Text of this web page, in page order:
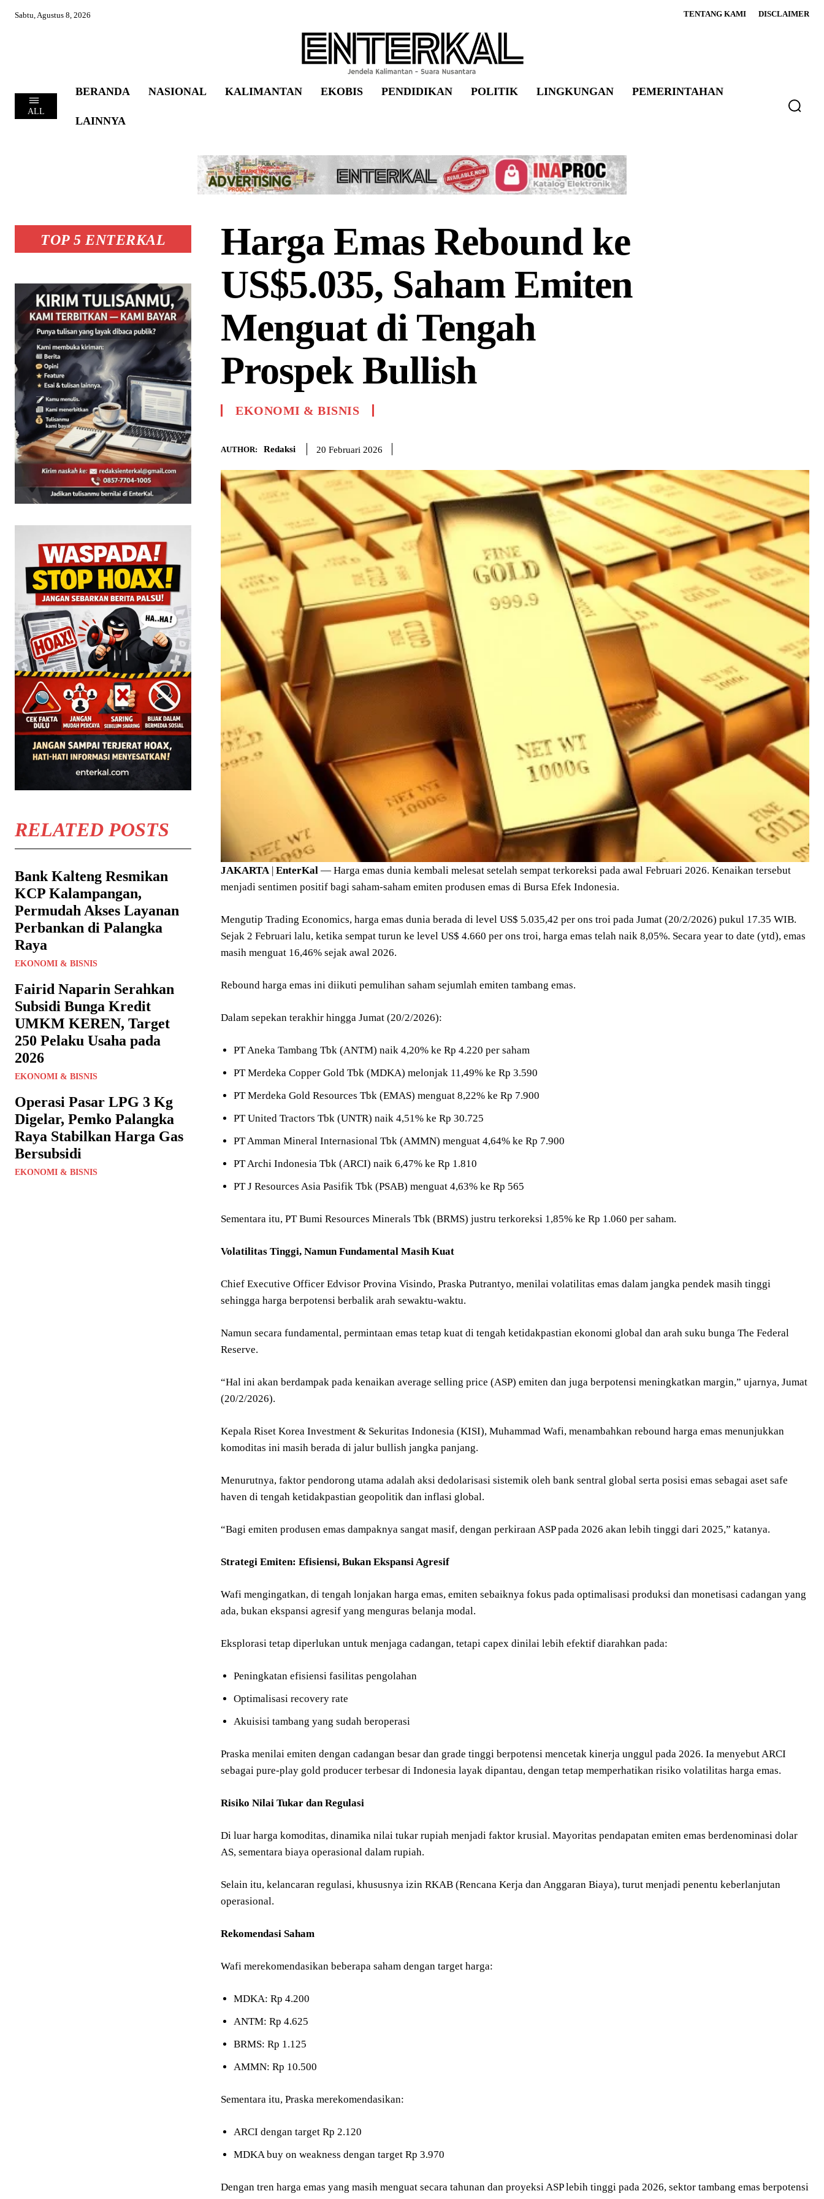
Sabtu, Agustus 8, 2026 TENTANG KAMI DISCLAIMER
ALL
BERANDA NASIONAL KALIMANTAN EKOBIS PENDIDIKAN POLITIK LINGKUNGAN PEMERINTAHAN
LAINNYA
TOP 5 ENTERKAL
RELATED POSTS
Bank Kalteng Resmikan
KCP Kalampangan,
Permudah Akses Layanan
Perbankan di Palangka
Raya
EKONOMI & BISNIS
Fairid Naparin Serahkan
Subsidi Bunga Kredit
UMKM KEREN, Target
250 Pelaku Usaha pada
2026
EKONOMI & BISNIS
Operasi Pasar LPG 3 Kg
Digelar, Pemko Palangka
Raya Stabilkan Harga Gas
Bersubsidi
EKONOMI & BISNIS
Harga Emas Rebound ke
US$5.035, Saham Emiten
Menguat di Tengah
Prospek Bullish
EKONOMI & BISNIS
AUTHOR: Redaksi 20 Februari 2026
JAKARTA| EnterKal — Harga emas dunia kembali melesat setelah sempat terkoreksi pada awal Februari 2026. Kenaikan tersebut
menjadi sentimen positif bagi saham-saham emiten produsen emas di Bursa Efek Indonesia.
Mengutip Trading Economics, harga emas dunia berada di level US$ 5.035,42 per ons troi pada Jumat (20/2/2026) pukul 17.35 WIB.
Sejak 2 Februari lalu, ketika sempat turun ke level US$ 4.660 per ons troi, harga emas telah naik 8,05%. Secara year to date (ytd), emas
masih menguat 16,46% sejak awal 2026.
Rebound harga emas ini diikuti pemulihan saham sejumlah emiten tambang emas.
Dalam sepekan terakhir hingga Jumat (20/2/2026):
PT Aneka Tambang Tbk (ANTM) naik 4,20% ke Rp 4.220 per saham
PT Merdeka Copper Gold Tbk (MDKA) melonjak 11,49% ke Rp 3.590
PT Merdeka Gold Resources Tbk (EMAS) menguat 8,22% ke Rp 7.900
PT United Tractors Tbk (UNTR) naik 4,51% ke Rp 30.725
PT Amman Mineral Internasional Tbk (AMMN) menguat 4,64% ke Rp 7.900
PT Archi Indonesia Tbk (ARCI) naik 6,47% ke Rp 1.810
PT J Resources Asia Pasifik Tbk (PSAB) menguat 4,63% ke Rp 565
Sementara itu, PT Bumi Resources Minerals Tbk (BRMS) justru terkoreksi 1,85% ke Rp 1.060 per saham.
Volatilitas Tinggi, Namun Fundamental Masih Kuat
Chief Executive Officer Edvisor Provina Visindo, Praska Putrantyo, menilai volatilitas emas dalam jangka pendek masih tinggi
sehingga harga berpotensi berbalik arah sewaktu-waktu.
Namun secara fundamental, permintaan emas tetap kuat di tengah ketidakpastian ekonomi global dan arah suku bunga The Federal
Reserve.
“Hal ini akan berdampak pada kenaikan average selling price (ASP) emiten dan juga berpotensi meningkatkan margin,” ujarnya, Jumat
(20/2/2026).
Kepala Riset Korea Investment & Sekuritas Indonesia (KISI), Muhammad Wafi, menambahkan rebound harga emas menunjukkan
komoditas ini masih berada di jalur bullish jangka panjang.
Menurutnya, faktor pendorong utama adalah aksi dedolarisasi sistemik oleh bank sentral global serta posisi emas sebagai aset safe
haven di tengah ketidakpastian geopolitik dan inflasi global.
“Bagi emiten produsen emas dampaknya sangat masif, dengan perkiraan ASP pada 2026 akan lebih tinggi dari 2025,” katanya.
Strategi Emiten: Efisiensi, Bukan Ekspansi Agresif
Wafi mengingatkan, di tengah lonjakan harga emas, emiten sebaiknya fokus pada optimalisasi produksi dan monetisasi cadangan yang
ada, bukan ekspansi agresif yang menguras belanja modal.
Eksplorasi tetap diperlukan untuk menjaga cadangan, tetapi capex dinilai lebih efektif diarahkan pada:
Peningkatan efisiensi fasilitas pengolahan
Optimalisasi recovery rate
Akuisisi tambang yang sudah beroperasi
Praska menilai emiten dengan cadangan besar dan grade tinggi berpotensi mencetak kinerja unggul pada 2026. Ia menyebut ARCI
sebagai pure-play gold producer terbesar di Indonesia layak dipantau, dengan tetap memperhatikan risiko volatilitas harga emas.
Risiko Nilai Tukar dan Regulasi
Di luar harga komoditas, dinamika nilai tukar rupiah menjadi faktor krusial. Mayoritas pendapatan emiten emas berdenominasi dolar
AS, sementara biaya operasional dalam rupiah.
Selain itu, kelancaran regulasi, khususnya izin RKAB (Rencana Kerja dan Anggaran Biaya), turut menjadi penentu keberlanjutan
operasional.
Rekomendasi Saham
Wafi merekomendasikan beberapa saham dengan target harga:
MDKA: Rp 4.200
ANTM: Rp 4.625
BRMS: Rp 1.125
AMMN: Rp 10.500
Sementara itu, Praska merekomendasikan:
ARCI dengan target Rp 2.120
MDKA buy on weakness dengan target Rp 3.970
Dengan tren harga emas yang masih menguat secara tahunan dan proyeksi ASP lebih tinggi pada 2026, sektor tambang emas berpotensi